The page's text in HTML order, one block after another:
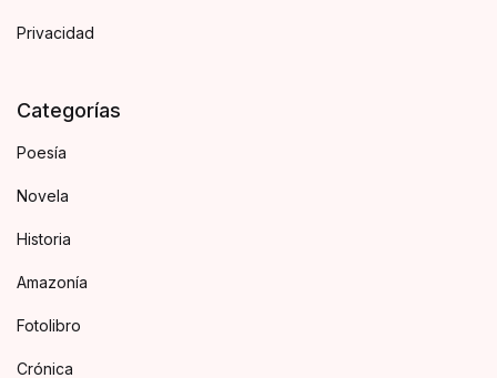
Privacidad
Categorías
Poesía
Novela
Historia
Amazonía
Fotolibro
Crónica